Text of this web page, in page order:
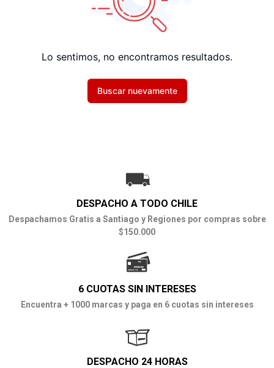
Lo sentimos, no encontramos resultados.
Buscar nuevamente
DESPACHO A TODO CHILE
Despachamos Gratis a Santiago y Regiones por compras sobre
$150.000
6 CUOTAS SIN INTERESES
Encuentra + 1000 marcas y paga en 6 cuotas sin intereses
DESPACHO 24 HORAS